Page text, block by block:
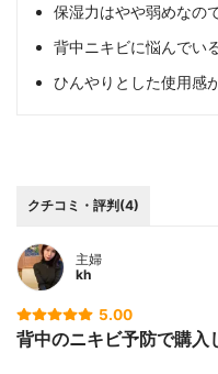
保湿力はやや弱めなの
背中ニキビに悩んでい
ひんやりとした使用感
クチコミ・評判(4)
主婦
kh
5.00
背中のニキビ予防で購入